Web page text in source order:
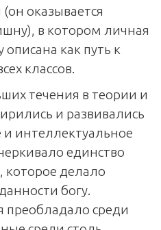
оказывается
в котором личная
как путь к
классов.
течения в теории и
и развивались
интеллектуальное
единство
которое делало
богу.
преобладало среди